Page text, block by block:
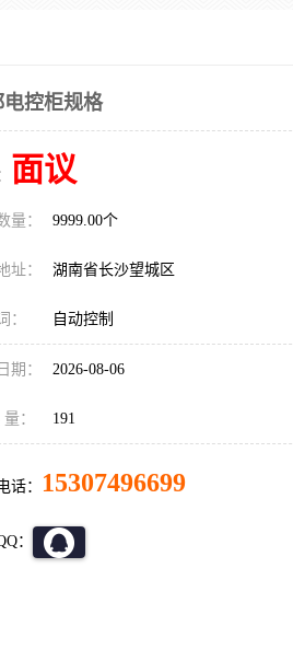
电控柜规格
面议
量： 9999.00个
址： 湖南省长沙望城区
： 自动控制
期： 2026-08-06
： 191
话： 15307496699
：